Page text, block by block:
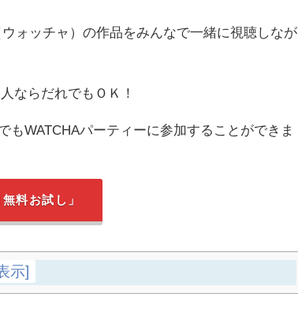
ォッチャ）の作品をみんなで一緒に視聴しなが
ならだれでもＯＫ！
もWATCHAパーティーに参加することができま
料お試し」
示]